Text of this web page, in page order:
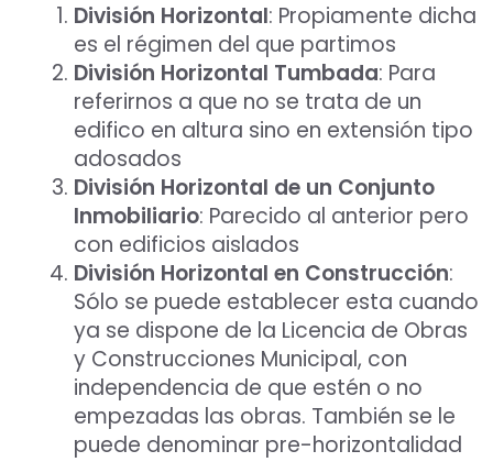
División Horizontal: Propiamente dicha
es el régimen del que partimos
División Horizontal Tumbada: Para
referirnos a que no se trata de un
edifico en altura sino en extensión tipo
adosados
División Horizontal de un Conjunto
Inmobiliario: Parecido al anterior pero
con edificios aislados
División Horizontal en Construcción:
Sólo se puede establecer esta cuando
ya se dispone de la Licencia de Obras
y Construcciones Municipal, con
independencia de que estén o no
empezadas las obras. También se le
puede denominar pre-horizontalidad